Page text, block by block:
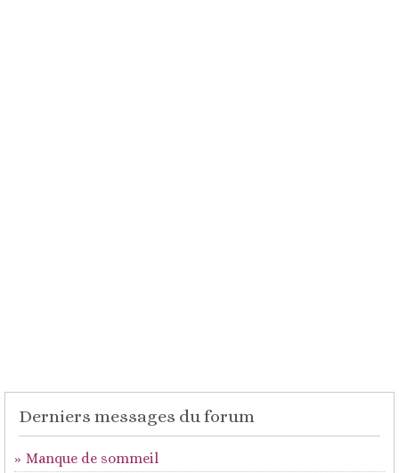
Derniers messages du forum
Manque de sommeil